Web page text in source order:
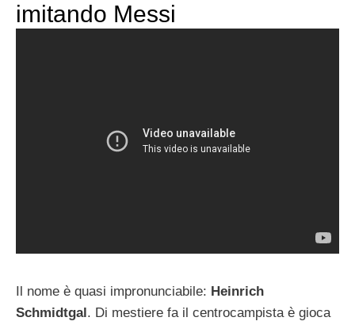
imitando Messi
Il nome è quasi impronunciabile: Heinrich
Schmidtgal. Di mestiere fa il centrocampista è gioca